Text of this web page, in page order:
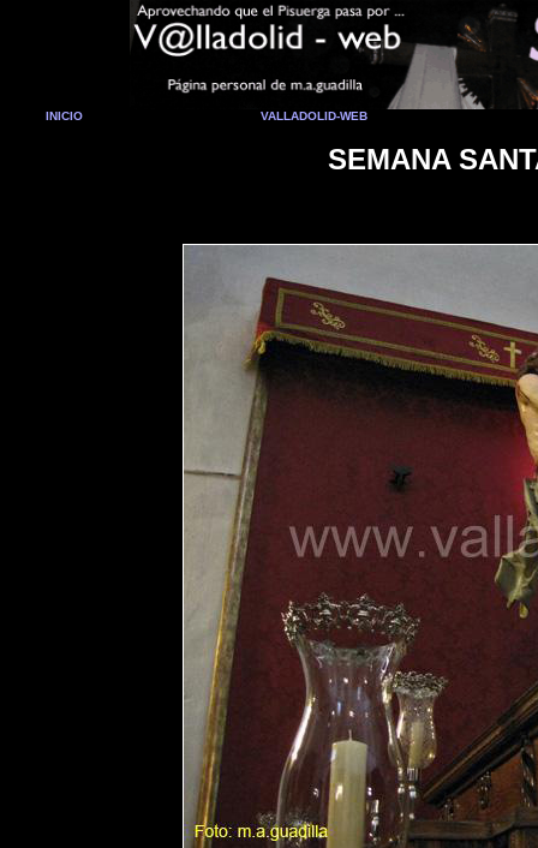
INICIO VALLADOLID-WEB
SEMANA